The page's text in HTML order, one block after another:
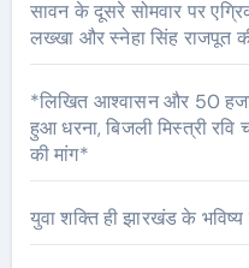
सावन के दूसरे सोमवार पर
लख्खा और स्नेहा सिंह राजपूत
*लिखित आश्वासन और 50
हुआ धरना, बिजली मिस्त्री रवि
की मांग*
युवा शक्ति ही झारखंड के